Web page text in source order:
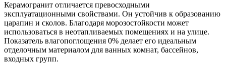
Керамогранит отличается превосходными
эксплуатационными свойствами. Он устойчив к образованию
царапин и сколов. Благодаря морозостойкости может
использоваться в неотапливаемых помещениях и на улице.
Показатель влагопоглощения 0% делает его идеальным
отделочным материалом для ванных комнат, бассейнов,
входных групп.